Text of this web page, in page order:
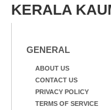
ആറന്മുള തട്ടുകട
വൃത്തിയാക്കുന്നു.
KERALA
GENERAL
ABOUT US
CONTACT US
PRIVACY POLICY
TERMS OF SERVICE